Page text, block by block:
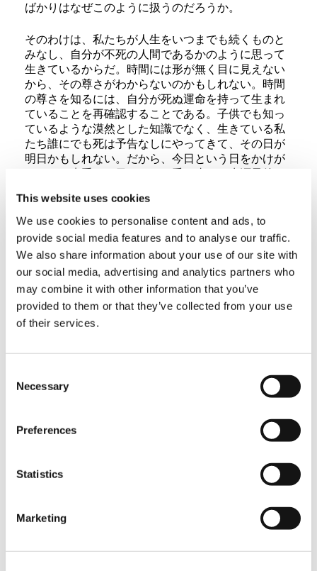
This website uses cookies
We use cookies to personalise content and ads, to
provide social media features and to analyse our traffic.
We also share information about your use of our site with
our social media, advertising and analytics partners who
may combine it with other information that you’ve
provided to them or that they’ve collected from your use
of their services.
Selection
Necessary
Preferences
Statistics
Marketing
ばかりはなぜこのように扱うのだろうか。
そのわけは、私たちが人生をいつまでも続くものと
みなし、自分が不死の人間であるかのように思って
生きているからだ。時間には形が無く目に見えない
から、その尊さがわからないのかもしれない。時間
の尊さを知るには、自分が死ぬ運命を持って生まれ
ていることを再確認することである。子供でも知っ
ているような漠然とした知識でなく、生きている私
たち誰にでも死は予告なしにやってきて、その日が
明日かもしれない。だから、今日という日をかけが
えのない貴重な一日であると受け止め、生涯最後の
今年95歳の日野原重明先生が話された中に、 「いの
ちは時間です」という言葉がある。常々私が思って
いたことを短い言葉でずばり表現されている。全力
を傾注して「今」を生きることが人生を生き切るこ
とであり、それがそのまま未来に生きることにつな
がっている。心に描く未来を夢や幻想に終わらせな
いためには、その尊い「今」をどう生きるか、そし
て「何のために費やすべきか」が未来を決めること
私たち日本人は、敗戦後のないない尽くしの中か
ら、先進国並みの生活水準に追いつき追い越せとい
う共通の目標のもとに懸命に働いた。その甲斐あっ
てか、わずか半世紀足らずして奇跡の発展を成し遂
げ、所期の目標を達成した。
しかし反面、それは物質的に豊かになっただけで、
心の豊かさが見られなくなった。その原因は、物質
かったからである。そのため、目標には到達したも
のの、次に何をしていいのか分からない精神的空白